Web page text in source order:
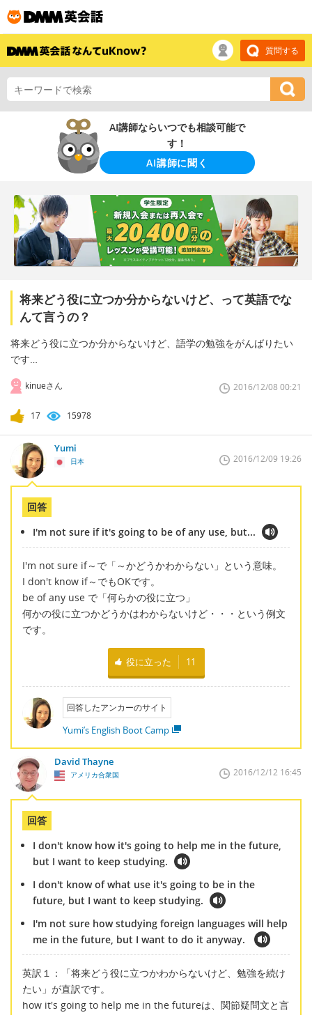
質問する
AI講師ならいつでも相談可能で
す！
AI講師に聞く
将来どう役に立つか分からないけど、って英語でな
んて言うの？
将来どう役に立つか分からないけど、語学の勉強をがんばりたい
です…
kinueさん 2016/12/08 00:21
17 15978
Yumi
日本 2016/12/09 19:26
回答
I'm not sure if it's going to be of any use, but...
I'm not sure if～で「～かどうかわからない」という意味。
I don't know if～でもOKです。
be of any use で「何らかの役に立つ」
何かの役に立つかどうかはわからないけど・・・という例文
です。
役に立った 11
回答したアンカーのサイト
Yumi’s English Boot Camp
David Thayne
アメリカ合衆国 2016/12/12 16:45
回答
I don't know how it's going to help me in the future,
but I want to keep studying.
I don't know of what use it's going to be in the
future, but I want to keep studying.
I'm not sure how studying foreign languages will help
me in the future, but I want to do it anyway.
英訳１：「将来どう役に立つかわからないけど、勉強を続け
たい」が直訳です。
how it's going to help me in the futureは、関節疑問文と言